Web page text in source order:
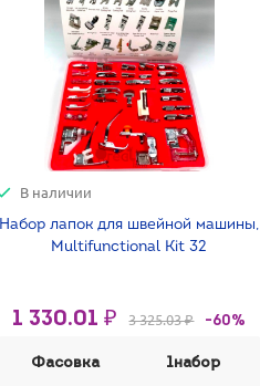
В наличии
Набор лапок для швейной машины,
Multifunctional Kit 32
1 330.01 ₽ 3 325.03 ₽ -60%
Фасовка 1набор